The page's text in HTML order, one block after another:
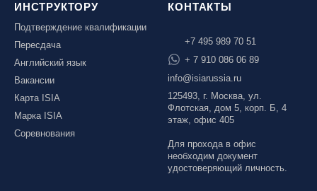
ИНСТРУКТОРУ
Подтверждение квалификации
Пересдача
Английский язык
Вакансии
Карта ISIA
Марка ISIA
Соревнования
КОНТАКТЫ
+7 495 989 70 51
+ 7 910 086 06 89
info@isiarussia.ru
125493, г. Москва, ул.
Флотская, дом 5, корп. Б, 4
этаж, офис 405
Для прохода в офис
необходим документ
удостоверяющий личность.